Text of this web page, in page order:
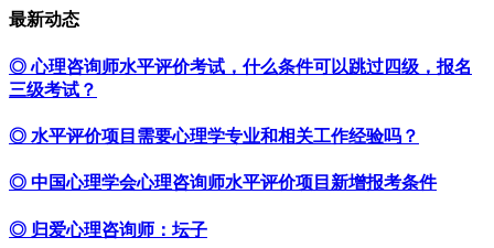
最新动态
◎ 心理咨询师水平评价考试，什么条件可以跳过四级，报名
三级考试？
◎ 水平评价项目需要心理学专业和相关工作经验吗？
◎ 中国心理学会心理咨询师水平评价项目新增报考条件
◎ 归爱心理咨询师：坛子